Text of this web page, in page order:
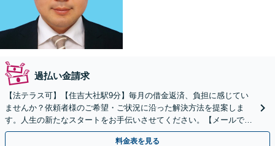
過払い金請求
【法テラス可】【住吉大社駅9分】毎月の借金返済、負担に感じてい
ませんか？依頼者様のご希望・ご状況に沿った解決方法を提案しま
す。人生の新たなスタートをお手伝いさせてください。【メールでの
相談可能】【初回面談無料】【完全個室で対応】
料金表を見る